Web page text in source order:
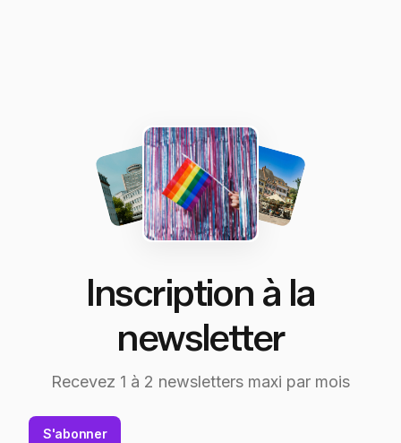
Inscription à la
newsletter
Recevez 1 à 2 newsletters maxi par mois
S'abonner